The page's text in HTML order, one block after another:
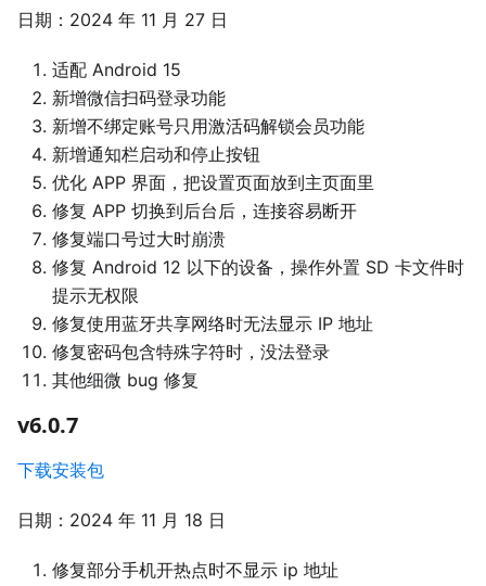
日期：2024 年 11 月 27 日
适配 Android 15
新增微信扫码登录功能
新增不绑定账号只用激活码解锁会员功能
新增通知栏启动和停止按钮
优化 APP 界面，把设置页面放到主页面里
修复 APP 切换到后台后，连接容易断开
修复端口号过大时崩溃
修复 Android 12 以下的设备，操作外置 SD 卡文件时
提示无权限
修复使用蓝牙共享网络时无法显示 IP 地址
修复密码包含特殊字符时，没法登录
其他细微 bug 修复
v6.0.7
下载安装包
日期：2024 年 11 月 18 日
修复部分手机开热点时不显示 ip 地址